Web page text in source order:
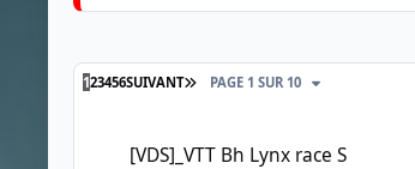
123456SUIVANT DERNIÈRE PAGE
PAGE 1 SUR 10
[VDS]_VTT Bh Lynx race S